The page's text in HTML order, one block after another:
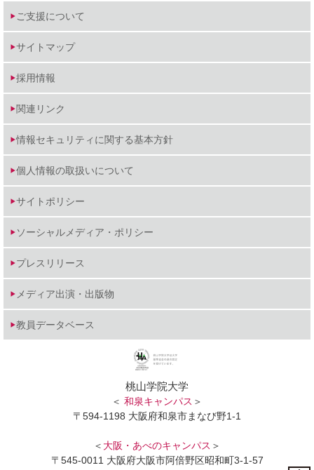
ご支援について
サイトマップ
採用情報
関連リンク
情報セキュリティに関する基本方針
個人情報の取扱いについて
サイトポリシー
ソーシャルメディア・ポリシー
プレスリリース
メディア出演・出版物
教員データベース
桃山学院大学
＜ 和泉キャンパス ＞
〒594-1198 大阪府和泉市まなび野1-1
＜ 大阪・あべのキャンパス ＞
〒545-0011 大阪府大阪市阿倍野区昭和町3-1-57